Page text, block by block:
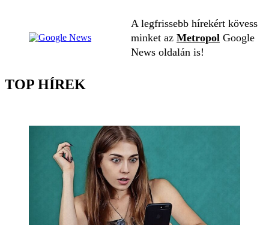
A legfrissebb hírekért kövess
minket az Metropol Google
News oldalán is!
TOP HÍREK